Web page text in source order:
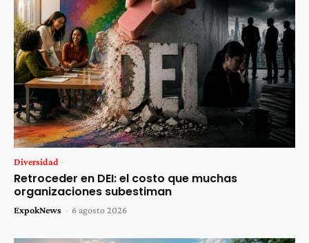
Diversidad
Retroceder en DEI: el costo que muchas
organizaciones subestiman
ExpokNews - 6 agosto 2026